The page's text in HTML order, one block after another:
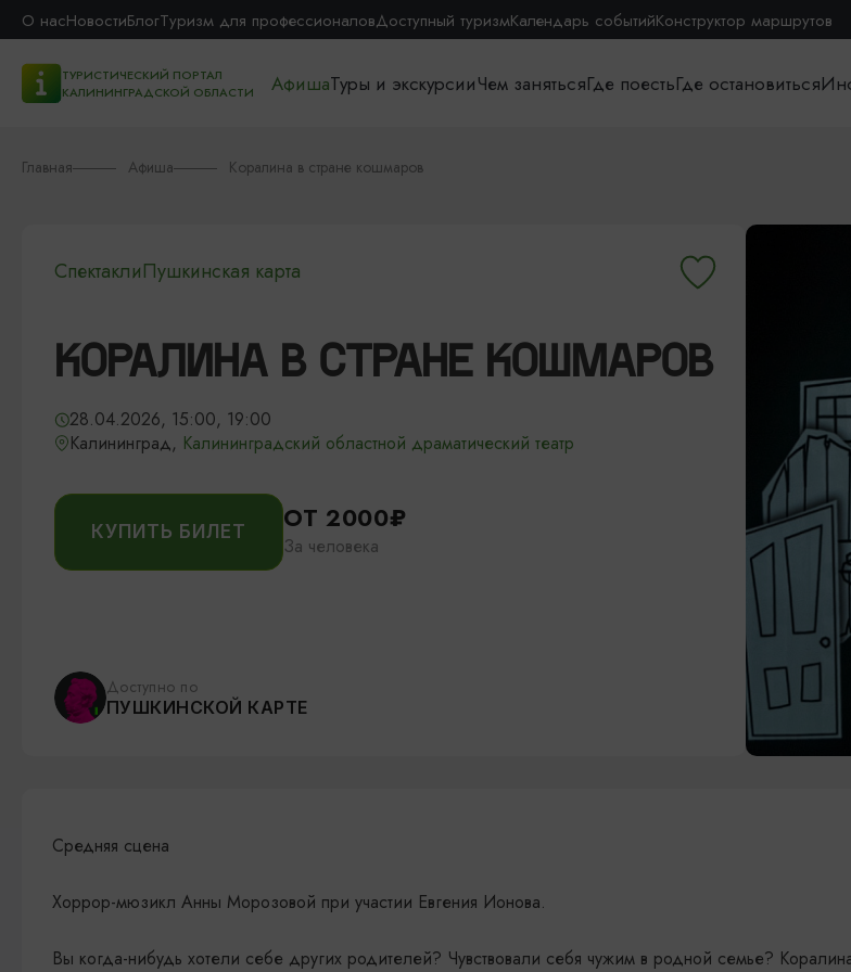
О насНовостиБлогТуризм для профессионаловДоступный туризмКалендарь событийКонструктор маршрутов
ТУРИСТИЧЕСКИЙ ПОРТАЛ
КАЛИНИНГРАДСКОЙ ОБЛАСТИ
АфишаТуры и экскурсииЧем занятьсяГде поестьГде остановиться
Главная Афиша Коралина в стране кошмаров
СпектаклиПушкинская карта
КОРАЛИНА В СТРАНЕ КОШМАРОВ
28.04.2026, 15:00, 19:00
Калининград, Калининградский областной драматический театр
КУПИТЬ БИЛЕТ ОТ 2000₽
За человека
Доступно по
ПУШКИНСКОЙ КАРТЕ
Средняя сцена
Хоррор-мюзикл Анны Морозовой при участии Евгения Ионова.
Вы когда-нибудь хотели себе других родителей? Чувствовали себя чужим в родной семье?